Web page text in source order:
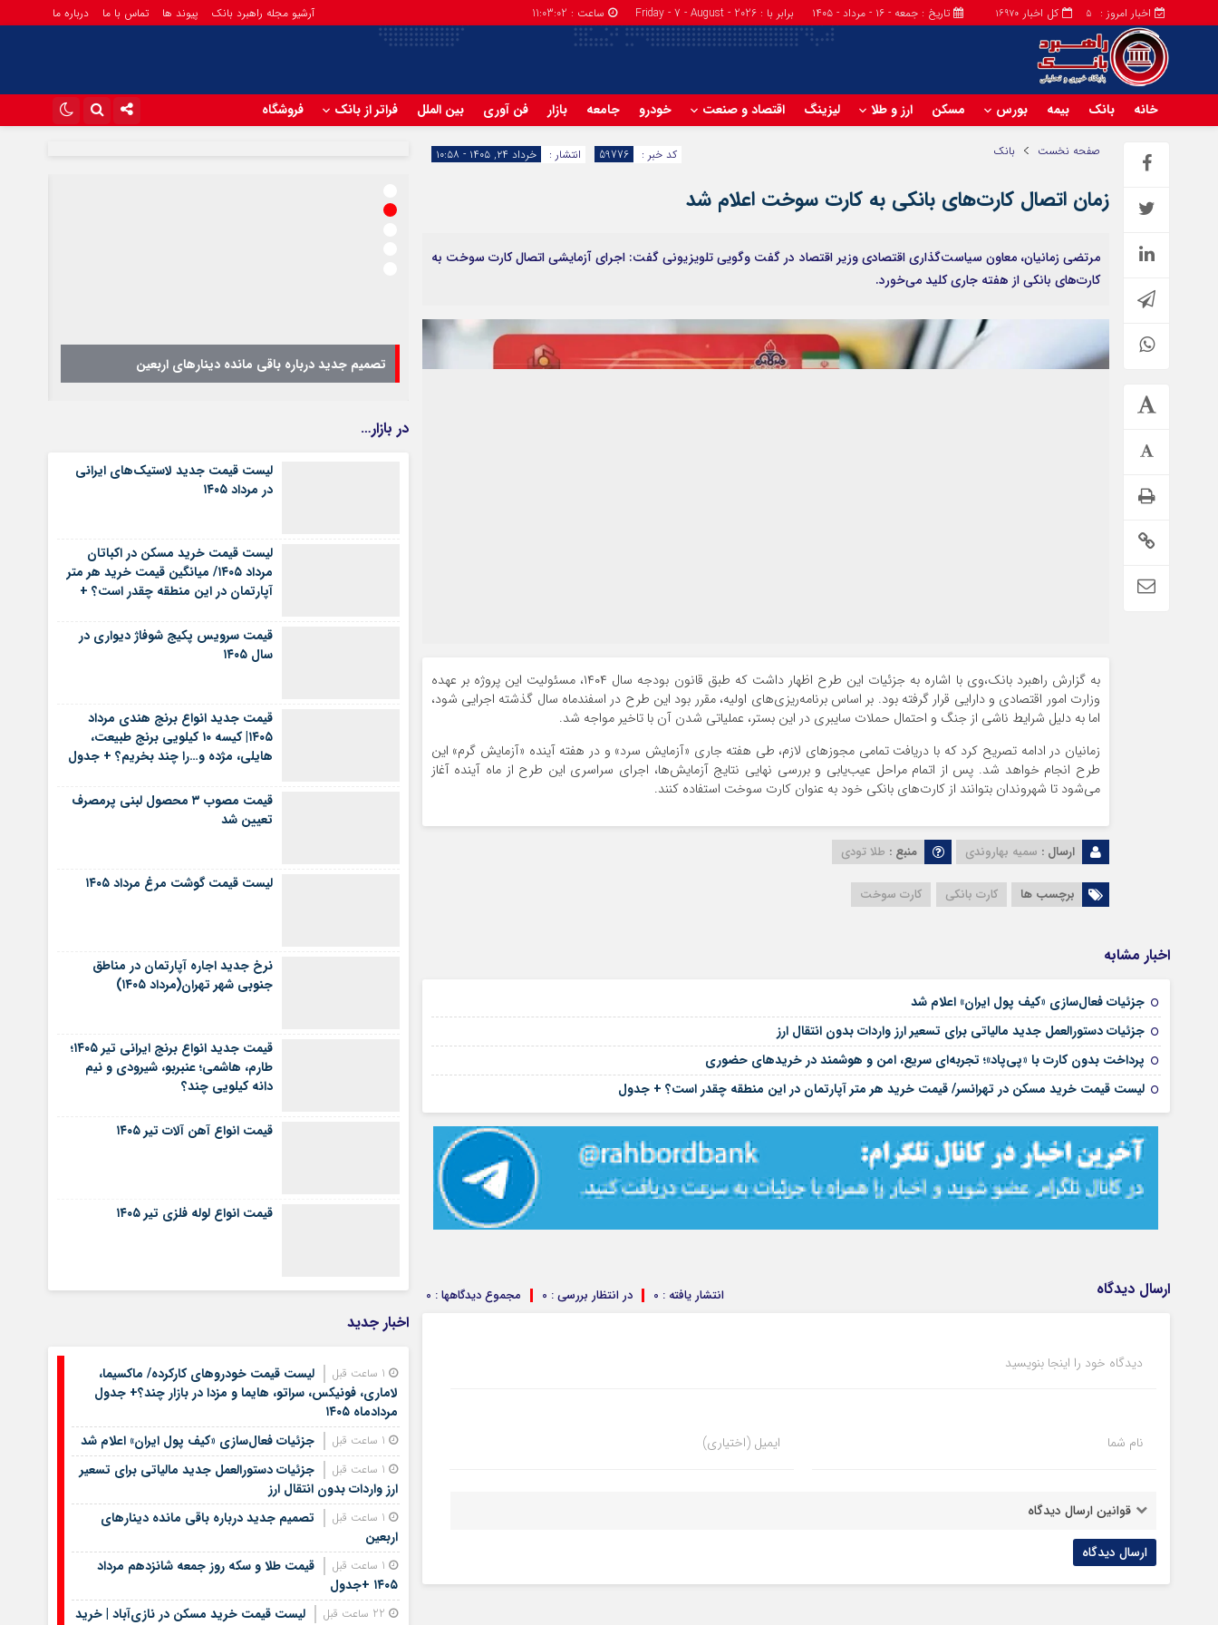
کل اخبار 16970 اخبار امروز : 5 تاریخ : جمعه - ۱۶ - مرداد - ۱۴۰۵ برابر با : Friday - 7 - August - 2026 ساعت : 11:03:02 آرشیو مجله راهبرد بانک پیوند ها تماس با ما درباره ما
خانه بانک بیمه بورس مسکن ارز و طلا لیزینگ اقتصاد و صنعت خودرو جامعه بازار فن آوری بین الملل فراتر از بانک فروشگاه
صفحه نخست بانک انتشار : خرداد ۲۴, ۱۴۰۵ - ۱۰:۵۸ کد خبر : 59776
زمان اتصال کارت‌های بانکی به کارت سوخت اعلام شد
مرتضی زمانیان، معاون سیاست‌گذاری اقتصادی وزیر اقتصاد در گفت وگویی تلویزیونی گفت: اجرای آزمایشی اتصال کارت سوخت به
کارت‌های بانکی از هفته جاری کلید می‌خورد.
به گزارش راهبرد بانک،وی با اشاره به جزئیات این طرح اظهار داشت که طبق قانون بودجه سال ۱۴۰۴، مسئولیت این پروژه بر عهده
وزارت امور اقتصادی و دارایی قرار گرفته بود. بر اساس برنامه‌ریزی‌های اولیه، مقرر بود این طرح در اسفندماه سال گذشته اجرایی شود،
اما به دلیل شرایط ناشی از جنگ و احتمال حملات سایبری در این بستر، عملیاتی شدن آن با تاخیر مواجه شد.
زمانیان در ادامه تصریح کرد که با دریافت تمامی مجوزهای لازم، طی هفته جاری «آزمایش سرد» و در هفته آینده «آزمایش گرم» این
طرح انجام خواهد شد. پس از اتمام مراحل عیب‌یابی و بررسی نهایی نتایج آزمایش‌ها، اجرای سراسری این طرح از ماه آینده آغاز
می‌شود تا شهروندان بتوانند از کارت‌های بانکی خود به عنوان کارت سوخت استفاده کنند.
ارسال : سمیه بهاروندی منبع : طلا تودی
برچسب ها کارت بانکی کارت سوخت
اخبار مشابه
جزئیات فعال‌سازی «کیف پول ایران» اعلام شد
جزئیات دستورالعمل جدید مالیاتی برای تسعیر ارز واردات بدون انتقال ارز
پرداخت بدون کارت با «پی‌پاد»؛ تجربه‌ای سریع، امن و هوشمند در خریدهای حضوری
لیست قیمت خرید مسکن در تهرانسر/ قیمت خرید هر متر آپارتمان در این منطقه چقدر است؟ + جدول
ارسال دیدگاه مجموع دیدگاهها : 0 در انتظار بررسی : 0 انتشار یافته : 0
دیدگاه خود را اینجا بنویسید
نام شما ایمیل (اختیاری)
قوانین ارسال دیدگاه
فراخوان تبدیل پلاک مناطق آزاد به پلاک ملی جزئیات فعال‌سازی «کیف پول ایران» اعلام شد تصمیم جدید درباره باقی مانده دینارهای اربعین
در بازار…
لیست قیمت جدید لاستیک‌های ایرانی
در مرداد ۱۴۰۵
لیست قیمت خرید مسکن در اکباتان
مرداد ۱۴۰۵/ میانگین قیمت خرید هر متر
آپارتمان در این منطقه چقدر است؟ +
قیمت سرویس پکیج شوفاژ دیواری در
سال ۱۴۰۵
قیمت جدید انواع برنج هندی مرداد
۱۴۰۵| کیسه ۱۰ کیلویی برنج طبیعت،
هایلی، مژده و…را چند بخریم؟ + جدول
قیمت مصوب ۳ محصول لبنی پرمصرف
تعیین شد
لیست قیمت گوشت مرغ مرداد ۱۴۰۵
نرخ جدید اجاره آپارتمان در مناطق
جنوبی شهر تهران(مرداد ۱۴۰۵)
قیمت جدید انواع برنج ایرانی تیر ۱۴۰۵؛
طارم، هاشمی؛ عنبربو، شیرودی و نیم
دانه کیلویی چند؟
قیمت انواع آهن آلات تیر ۱۴۰۵
قیمت انواع لوله فلزی تیر ۱۴۰۵
اخبار جدید
لیست قیمت خودروهای کارکرده/ ماکسیما،
لاماری، فونیکس، سراتو، هایما و مزدا در بازار چند؟+ جدول
مردادماه ۱۴۰۵
جزئیات فعال‌سازی «کیف پول ایران» اعلام شد
جزئیات دستورالعمل جدید مالیاتی برای تسعیر
ارز واردات بدون انتقال ارز
تصمیم جدید درباره باقی مانده دینارهای
اربعین
قیمت طلا و سکه روز جمعه شانزدهم مرداد
۱۴۰۵ +جدول
لیست قیمت خرید مسکن در نازی‌آباد | خرید